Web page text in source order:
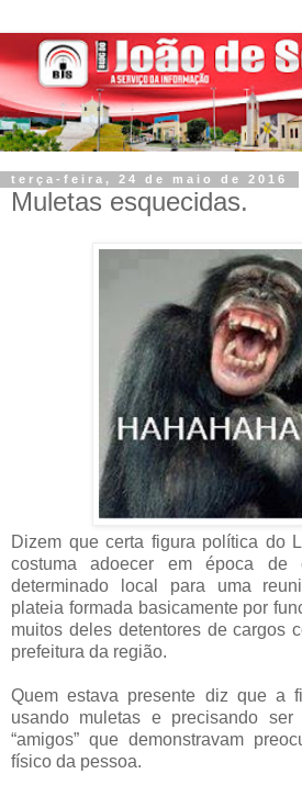
terça-feira, 24 de maio de 2016
Muletas esquecidas.
Dizem que certa figura política do
costuma adoecer em época de
determinado local para uma
plateia formada basicamente por
muitos deles detentores de cargos
prefeitura da região.
Quem estava presente diz que a
usando muletas e precisando ser
“amigos” que demonstravam
físico da pessoa.